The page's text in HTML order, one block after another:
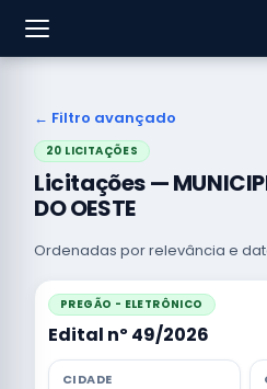
← Filtro avançado
20 LICITAÇÕES
Licitações —
DO OESTE
Ordenadas por relevância e
PREGÃO - ELETRÔNICO
Edital nº 49/2026
CIDADE